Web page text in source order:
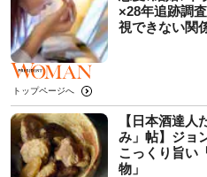
×28年追跡調
視できない関
トップページへ
【日本酒達人
み」帖】ジョ
こっくり旨い
物」